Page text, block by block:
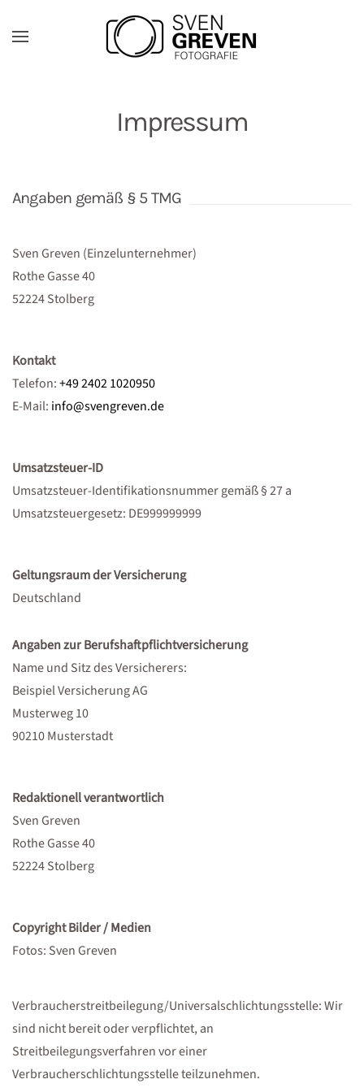
Zum Hauptinhalt springen
Impressum
Angaben gemäß § 5 TMG
Sven Greven (Einzelunternehmer)
Rothe Gasse 40
52224 Stolberg
Kontakt
Telefon:+49 2402 1020950
E-Mail: info@svengreven.de
Umsatzsteuer-ID
Umsatzsteuer-Identifikationsnummer gemäß § 27 a
Umsatzsteuergesetz: DE999999999
Geltungsraum der Versicherung
Deutschland
Angaben zur Berufshaftpflichtversicherung
Name und Sitz des Versicherers:
Beispiel Versicherung AG
Musterweg 10
90210 Musterstadt
Redaktionell verantwortlich
Sven Greven
Rothe Gasse 40
52224 Stolberg
Copyright Bilder / Medien
Fotos: Sven Greven
Verbraucherstreitbeilegung/Universalschlichtungsstelle: Wir
sind nicht bereit oder verpflichtet, an
Streitbeilegungsverfahren vor einer
Verbraucherschlichtungsstelle teilzunehmen.